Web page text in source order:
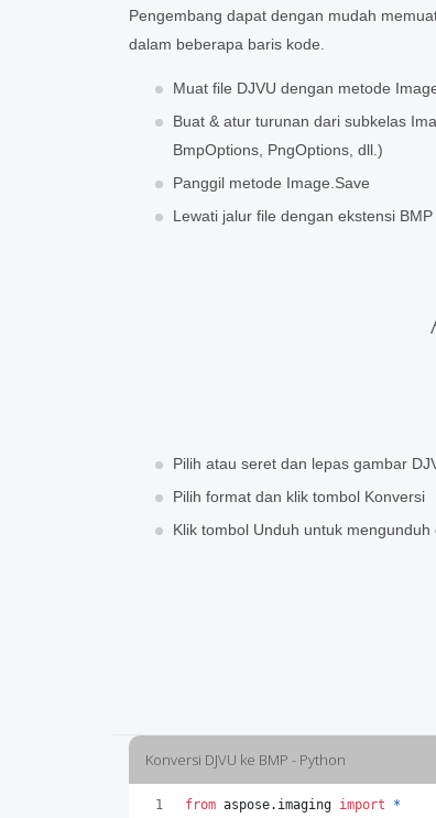
Pengembang dapat dengan mudah
dalam beberapa baris kode.
Muat file DJVU dengan metode
Buat & atur turunan dari subkelas
BmpOptions, PngOptions, dll.)
Panggil metode Image.Save
Lewati jalur file dengan ekstensi
Pilih atau seret dan lepas gambar
Pilih format dan klik tombol Konversi
Klik tombol Unduh untuk mengunduh
Konversi DJVU ke BMP - Python
from aspose. imaging import
*